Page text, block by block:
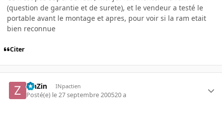
(question de garantie et de surete), et le vendeur a testé le
portable avant le montage et apres, pour voir si la ram etait
bien reconnue
Citer
ZinZin INpactien
Posté(e) le 27 septembre 200520 a